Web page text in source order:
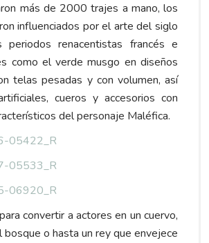
más de 2000 trajes a mano, los
influenciados por el arte del siglo
renacentistas francés e
como el verde musgo en diseños
telas pesadas y con volumen, así
cueros y accesorios con
del personaje Maléfica.
convertir a actores en un cuervo,
bosque o hasta un rey que envejece